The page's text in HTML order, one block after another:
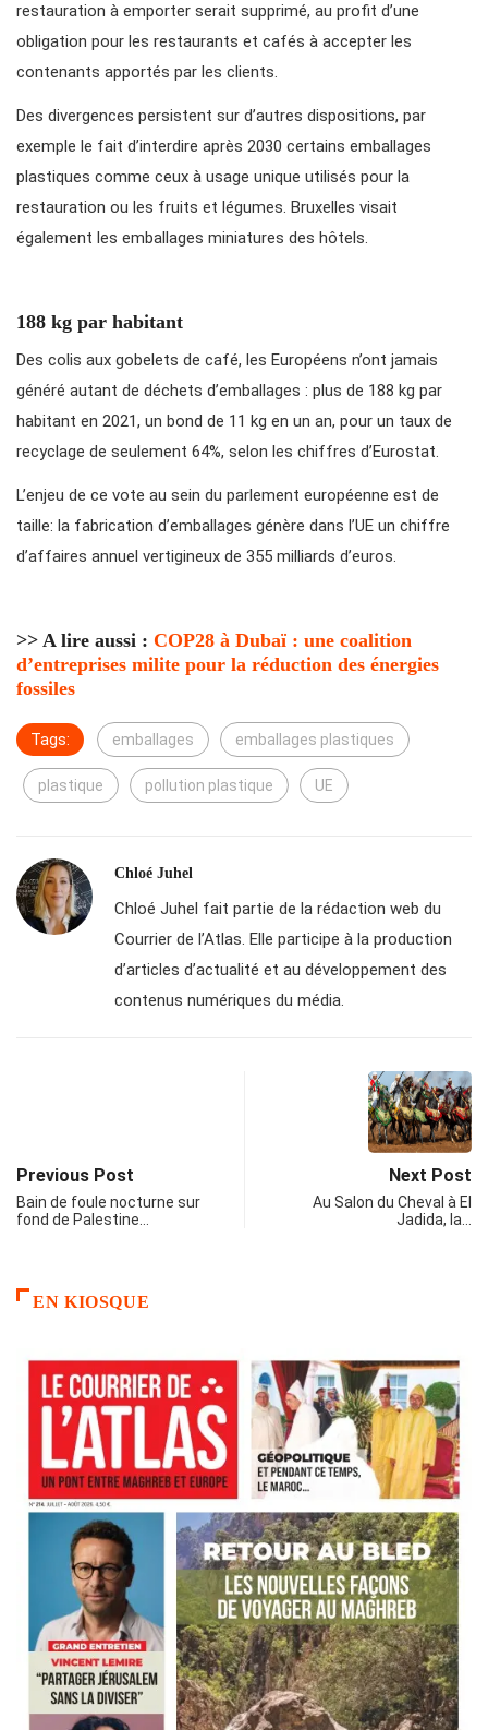
restauration à emporter serait supprimé, au profit d’une
obligation pour les restaurants et cafés à accepter les
contenants apportés par les clients.
Des divergences persistent sur d’autres dispositions, par
exemple le fait d’interdire après 2030 certains emballages
plastiques comme ceux à usage unique utilisés pour la
restauration ou les fruits et légumes. Bruxelles visait
également les emballages miniatures des hôtels.
188 kg par habitant
Des colis aux gobelets de café, les Européens n’ont jamais
généré autant de déchets d’emballages : plus de 188 kg par
habitant en 2021, un bond de 11 kg en un an, pour un taux de
recyclage de seulement 64%, selon les chiffres d’Eurostat.
L’enjeu de ce vote au sein du parlement européenne est de
taille: la fabrication d’emballages génère dans l’UE un chiffre
d’affaires annuel vertigineux de 355 milliards d’euros.
>> A lire aussi : COP28 à Dubaï : une coalition
d’entreprises milite pour la réduction des énergies
fossiles
Tags: emballages emballages plastiques
plastique pollution plastique UE
Chloé Juhel
Chloé Juhel fait partie de la rédaction web du
Courrier de l’Atlas. Elle participe à la production
d’articles d’actualité et au développement des
contenus numériques du média.
Previous Post
Bain de foule nocturne sur
fond de Palestine…
Next Post
Au Salon du Cheval à El
Jadida, la…
EN KIOSQUE